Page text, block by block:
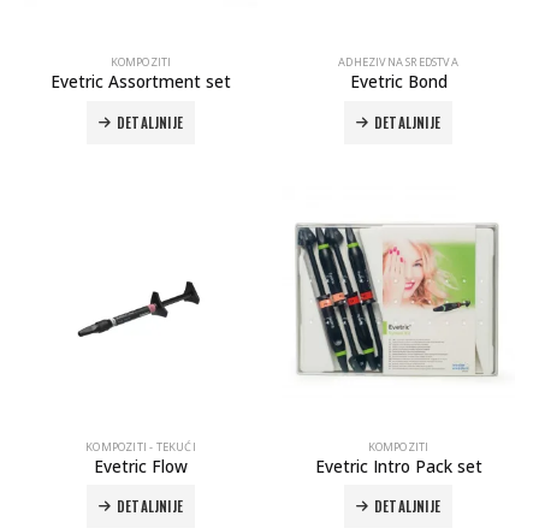
KOMPOZITI
Evetric Assortment set
DETALJNIJE
ADHEZIVNA SREDSTVA
Evetric Bond
DETALJNIJE
KOMPOZITI - TEKUĆI
Evetric Flow
DETALJNIJE
KOMPOZITI
Evetric Intro Pack set
DETALJNIJE
Autoklav Europa B evo
Evetric Flow
Autoklav Europa
Evetric Flow